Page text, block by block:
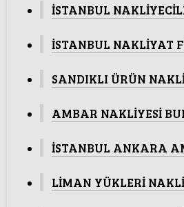
İSTANBUL
İSTANBUL NAKLİYAT
SANDIKLI ÜRÜN
AMBAR NAKLİYESİ
İSTANBUL ANKARA
LİMAN YÜKLERİ